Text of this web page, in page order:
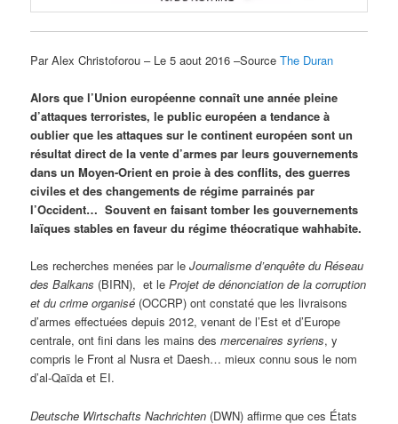
Par Alex Christoforou – Le 5 aout 2016 –SourceThe Duran
Alors que l’Union européenne connaît une année pleine
d’attaques terroristes, le public européen a tendance à
oublier que les attaques sur le continent européen sont un
résultat direct de la vente d’armes par leurs gouvernements
dans un Moyen-Orient en proie à des conflits, des guerres
civiles et des changements de régime parrainés par
l’Occident… Souvent en faisant tomber les gouvernements
laïques stables en faveur du régime théocratique wahhabite.
Les recherches menées par leJournalisme d’enquête du Réseau
des Balkans (BIRN), et leProjet de dénonciation de la corruption
et du crime organisé (OCCRP) ont constaté que les livraisons
d’armes effectuées depuis 2012, venant de l’Est et d’Europe
centrale, ont fini dans les mains desmercenaires syriens, y
compris le Front al Nusra et Daesh… mieux connu sous le nom
d’al-Qaïda et EI.
Deutsche Wirtschafts Nachrichten (DWN) affirme que ces États